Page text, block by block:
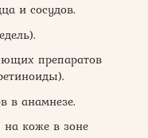
и сосудов.
препаратов
в анамнезе.
на коже в зоне